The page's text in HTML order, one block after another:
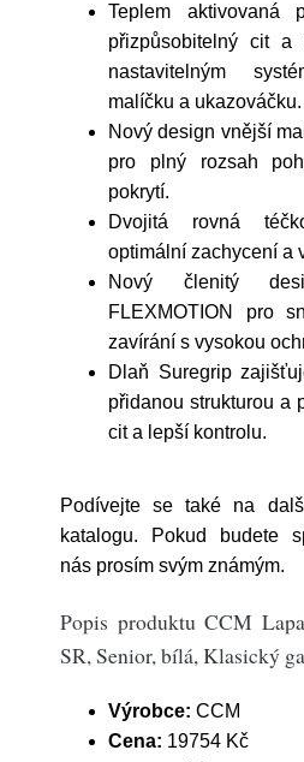
Teplem aktivovaná
přizpůsobitelný cit a
nastavitelným
malíčku a ukazováčku.
Nový design vnější
pro plný rozsah
pokrytí.
Dvojitá rovná
optimální zachycení a
Nový členitý
FLEXMOTION pro
zavírání s vysokou
Dlaň Suregrip
přidanou strukturou a
cit a lepší kontrolu.
Podívejte se také na
katalogu. Pokud budete
nás prosím svým známým.
Popis produktu CCM
SR, Senior, bílá, Klasický
Výrobce: CCM
Cena: 19754 Kč